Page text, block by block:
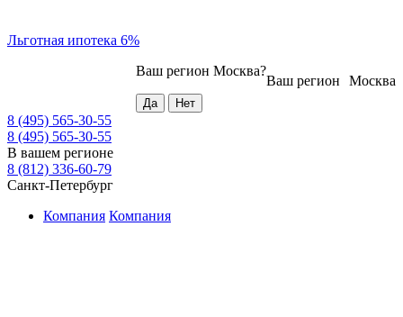
Льготная ипотека 6%
Москва
Ваш регион
Ваш регион Москва?
8 (495) 565-30-55
8 (495) 565-30-55
В вашем регионе
8 (812) 336-60-79
Санкт-Петербург
Компания Компания